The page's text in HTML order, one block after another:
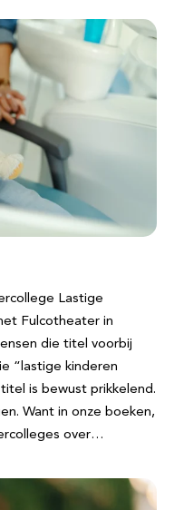
Lastige
Fulcotheater in
die titel voorbij
“lastige kinderen
is bewust prikkelend.
Want in onze boeken,
over…